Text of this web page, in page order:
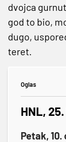
dvojca
god to bio,
dugo,
teret.
Oglas
HNL,
Petak, 10.